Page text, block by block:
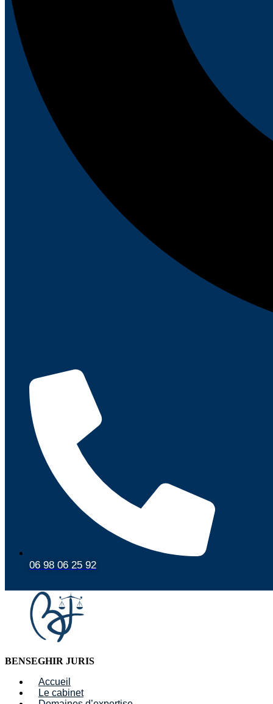
06 98 06 25 92
BENSEGHIR JURIS
Accueil
Le cabinet